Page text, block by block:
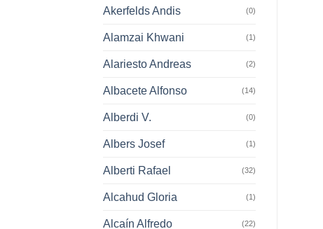
Akerfelds Andis (0)
Alamzai Khwani (1)
Alariesto Andreas (2)
Albacete Alfonso (14)
Alberdi V. (0)
Albers Josef (1)
Alberti Rafael (32)
Alcahud Gloria (1)
Alcaín Alfredo (22)